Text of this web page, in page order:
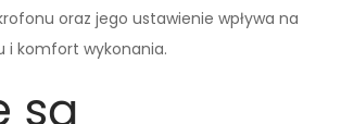
oraz jego ustawienie wpływa na
i komfort wykonania.
są